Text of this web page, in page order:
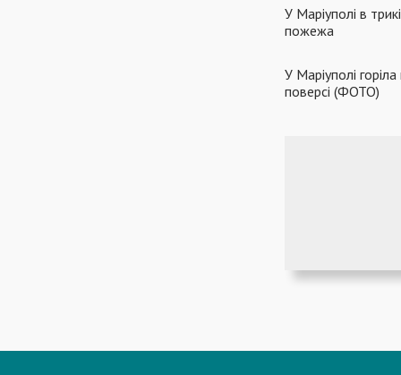
У Маріуполі в
пожежа
У Маріуполі
поверсі (ФОТО)